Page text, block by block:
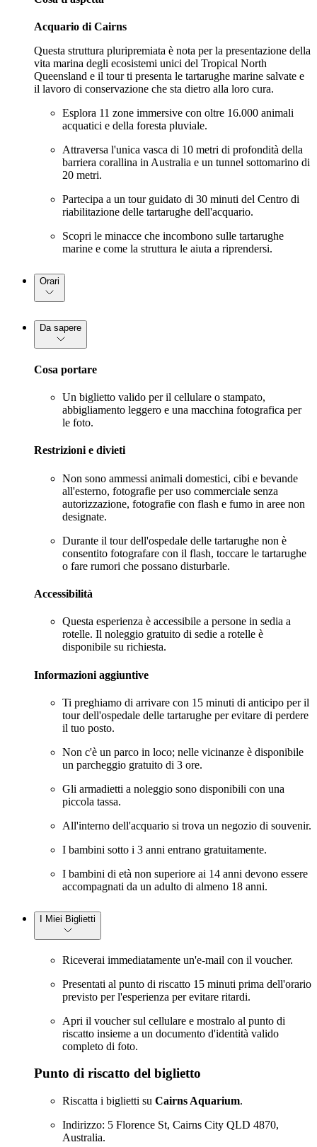
Acquario di Cairns
Questa struttura pluripremiata è nota per la presentazione della
vita marina degli ecosistemi unici del Tropical North
Queensland e il tour ti presenta le tartarughe marine salvate e
il lavoro di conservazione che sta dietro alla loro cura.
Esplora 11 zone immersive con oltre 16.000 animali
acquatici e della foresta pluviale.
Attraversa l'unica vasca di 10 metri di profondità della
barriera corallina in Australia e un tunnel sottomarino di
20 metri.
Partecipa a un tour guidato di 30 minuti del Centro di
riabilitazione delle tartarughe dell'acquario.
Scopri le minacce che incombono sulle tartarughe
marine e come la struttura le aiuta a riprendersi.
Orari
Da sapere
Cosa portare
Un biglietto valido per il cellulare o stampato,
abbigliamento leggero e una macchina fotografica per
le foto.
Restrizioni e divieti
Non sono ammessi animali domestici, cibi e bevande
all'esterno, fotografie per uso commerciale senza
autorizzazione, fotografie con flash e fumo in aree non
designate.
Durante il tour dell'ospedale delle tartarughe non è
consentito fotografare con il flash, toccare le tartarughe
o fare rumori che possano disturbarle.
Accessibilità
Questa esperienza è accessibile a persone in sedia a
rotelle. Il noleggio gratuito di sedie a rotelle è
disponibile su richiesta.
Informazioni aggiuntive
Ti preghiamo di arrivare con 15 minuti di anticipo per il
tour dell'ospedale delle tartarughe per evitare di perdere
il tuo posto.
Non c'è un parco in loco; nelle vicinanze è disponibile
un parcheggio gratuito di 3 ore.
Gli armadietti a noleggio sono disponibili con una
piccola tassa.
All'interno dell'acquario si trova un negozio di souvenir.
I bambini sotto i 3 anni entrano gratuitamente.
I bambini di età non superiore ai 14 anni devono essere
accompagnati da un adulto di almeno 18 anni.
I Miei Biglietti
Riceverai immediatamente un'e-mail con il voucher.
Presentati al punto di riscatto 15 minuti prima dell'orario
previsto per l'esperienza per evitare ritardi.
Apri il voucher sul cellulare e mostralo al punto di
riscatto insieme a un documento d'identità valido
completo di foto.
Punto di riscatto del biglietto
Riscatta i biglietti su Cairns Aquarium.
Indirizzo: 5 Florence St, Cairns City QLD 4870,
Australia.